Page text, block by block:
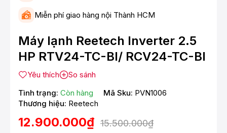
Miễn phí giao hàng nội Thành HCM
Máy lạnh Reetech Inverter 2.5
HP RTV24-TC-BI/ RCV24-TC-BI
Yêu thích
So sánh
Tình trạng: Còn hàng Mã Sku: PVN1006
Thương hiệu: Reetech
12.900.000₫ 15.500.000₫